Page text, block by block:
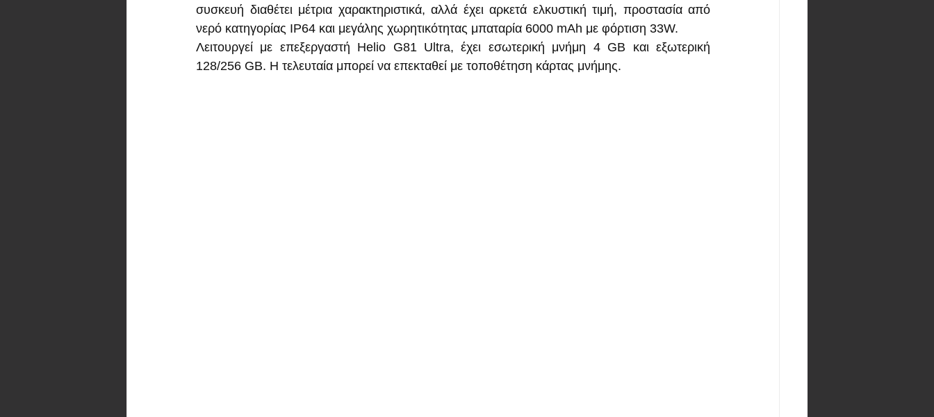
συσκευή διαθέτει μέτρια χαρακτηριστικά, αλλά έχει αρκετά ελκυστική τιμή, προστασία από
νερό κατηγορίας IP64 και μεγάλης χωρητικότητας μπαταρία 6000 mAh με φόρτιση 33W.
Λειτουργεί με επεξεργαστή Helio G81 Ultra, έχει εσωτερική μνήμη 4 GB και εξωτερική
128/256 GB. Η τελευταία μπορεί να επεκταθεί με τοποθέτηση κάρτας μνήμης.